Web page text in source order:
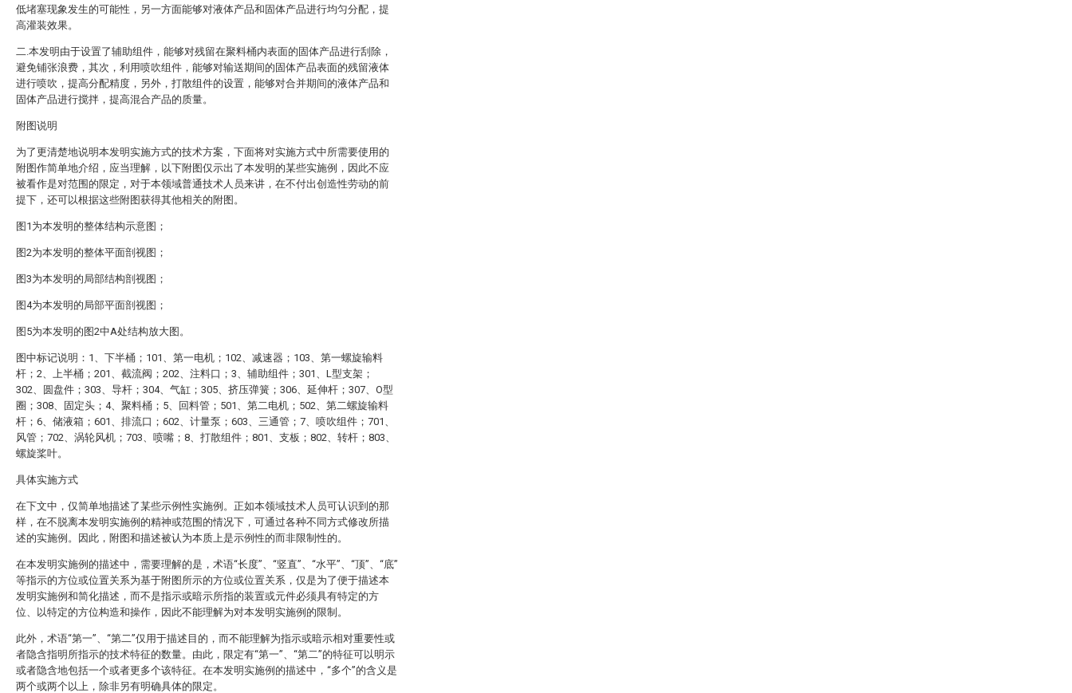
低堵塞现象发生的可能性，另一方面能够对液体产品和固体产品进行均匀分配，提
高灌装效果。
二.本发明由于设置了辅助组件，能够对残留在聚料桶内表面的固体产品进行刮除，
避免铺张浪费，其次，利用喷吹组件，能够对输送期间的固体产品表面的残留液体
进行喷吹，提高分配精度，另外，打散组件的设置，能够对合并期间的液体产品和
固体产品进行搅拌，提高混合产品的质量。
附图说明
为了更清楚地说明本发明实施方式的技术方案，下面将对实施方式中所需要使用的
附图作简单地介绍，应当理解，以下附图仅示出了本发明的某些实施例，因此不应
被看作是对范围的限定，对于本领域普通技术人员来讲，在不付出创造性劳动的前
提下，还可以根据这些附图获得其他相关的附图。
图1为本发明的整体结构示意图；
图2为本发明的整体平面剖视图；
图3为本发明的局部结构剖视图；
图4为本发明的局部平面剖视图；
图5为本发明的图2中A处结构放大图。
图中标记说明：1、下半桶；101、第一电机；102、减速器；103、第一螺旋输料
杆；2、上半桶；201、截流阀；202、注料口；3、辅助组件；301、L型支架；
302、圆盘件；303、导杆；304、气缸；305、挤压弹簧；306、延伸杆；307、O型
圈；308、固定头；4、聚料桶；5、回料管；501、第二电机；502、第二螺旋输料
杆；6、储液箱；601、排流口；602、计量泵；603、三通管；7、喷吹组件；701、
风管；702、涡轮风机；703、喷嘴；8、打散组件；801、支板；802、转杆；803、
螺旋桨叶。
具体实施方式
在下文中，仅简单地描述了某些示例性实施例。正如本领域技术人员可认识到的那
样，在不脱离本发明实施例的精神或范围的情况下，可通过各种不同方式修改所描
述的实施例。因此，附图和描述被认为本质上是示例性的而非限制性的。
在本发明实施例的描述中，需要理解的是，术语“长度”、“竖直”、“水平”、“顶”、“底”
等指示的方位或位置关系为基于附图所示的方位或位置关系，仅是为了便于描述本
发明实施例和简化描述，而不是指示或暗示所指的装置或元件必须具有特定的方
位、以特定的方位构造和操作，因此不能理解为对本发明实施例的限制。
此外，术语“第一”、“第二”仅用于描述目的，而不能理解为指示或暗示相对重要性或
者隐含指明所指示的技术特征的数量。由此，限定有“第一”、“第二”的特征可以明示
或者隐含地包括一个或者更多个该特征。在本发明实施例的描述中，“多个”的含义是
两个或两个以上，除非另有明确具体的限定。